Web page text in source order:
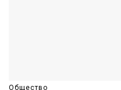
Общество